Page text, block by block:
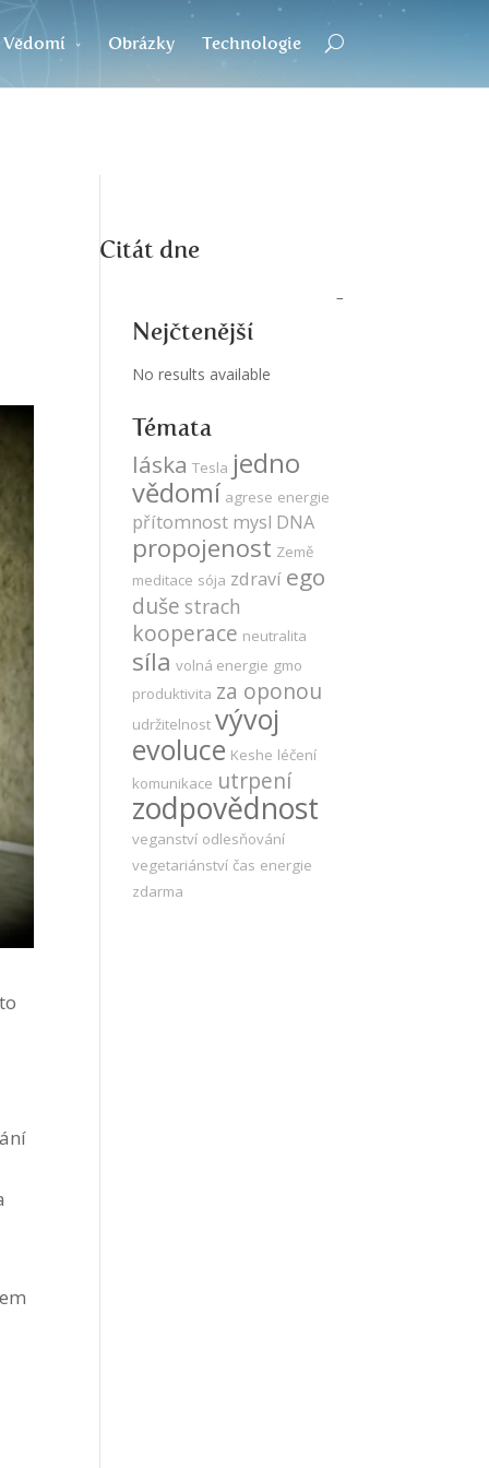
Vědomí Obrázky Technologie
Citát dne
Nejčtenější
No results available
Témata
láska Tesla jedno
vědomí agrese energie
přítomnost mysl DNA
propojenost Země
meditace sója zdraví ego
duše strach
kooperace neutralita
síla volná energie gmo
produktivita za oponou
udržitelnost vývoj
evoluce Keshe léčení
komunikace utrpení
zodpovědnost
veganství odlesňování
vegetariánství čas energie
zdarma